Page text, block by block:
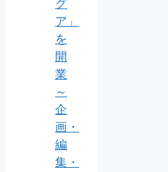
グ
ア」
を
開
業
～
企
画・
編
集・